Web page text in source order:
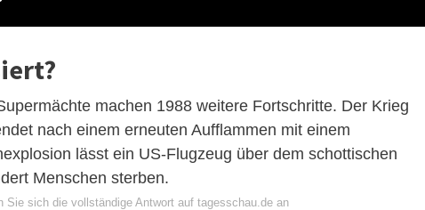
machen 1988 weitere Fortschritte. Der Krieg
nach einem erneuten Aufflammen mit einem
lässt ein US-Flugzeug über dem schottischen
Menschen sterben.
Sie sich die vollständige Antwort auf tagesschau.de an